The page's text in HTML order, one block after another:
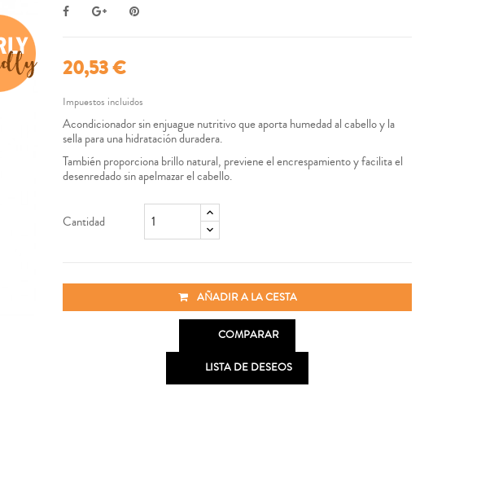
20,53 €
Impuestos incluidos
Acondicionador sin enjuague nutritivo que aporta humedad al cabello y la
sella para una hidratación duradera.
También proporciona brillo natural, previene el encrespamiento y facilita el
desenredado sin apelmazar el cabello.
Cantidad
AÑADIR A LA CESTA
COMPARAR
LISTA DE DESEOS